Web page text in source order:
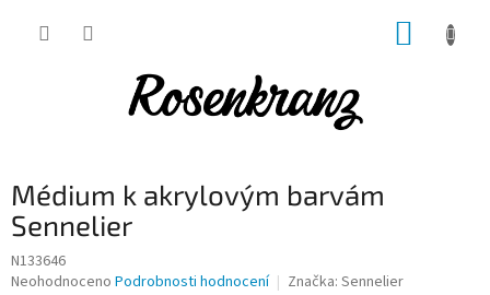
Médium k akrylovým barvám
Sennelier
N133646
Průměrné
Neohodnoceno Podrobnosti hodnocení Značka: Sennelier